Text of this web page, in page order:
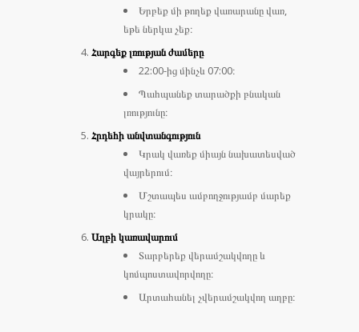
Երբեք մի թողեք վառարանը վառ,
եթե ներկա չեք։
Հարգեք լռության ժամերը
22:00-ից մինչև 07:00։
Պահպանեք տարածքի բնական
լռությունը։
Հրդեհի անվտանգություն
Կրակ վառեք միայն նախատեսված
վայրերում։
Մշտապես ամբողջությամբ մարեք
կրակը։
Աղբի կառավարում
Տարբերեք վերամշակվողը և
կոմպոստավորվողը։
Արտահանել չվերամշակվող աղբը։